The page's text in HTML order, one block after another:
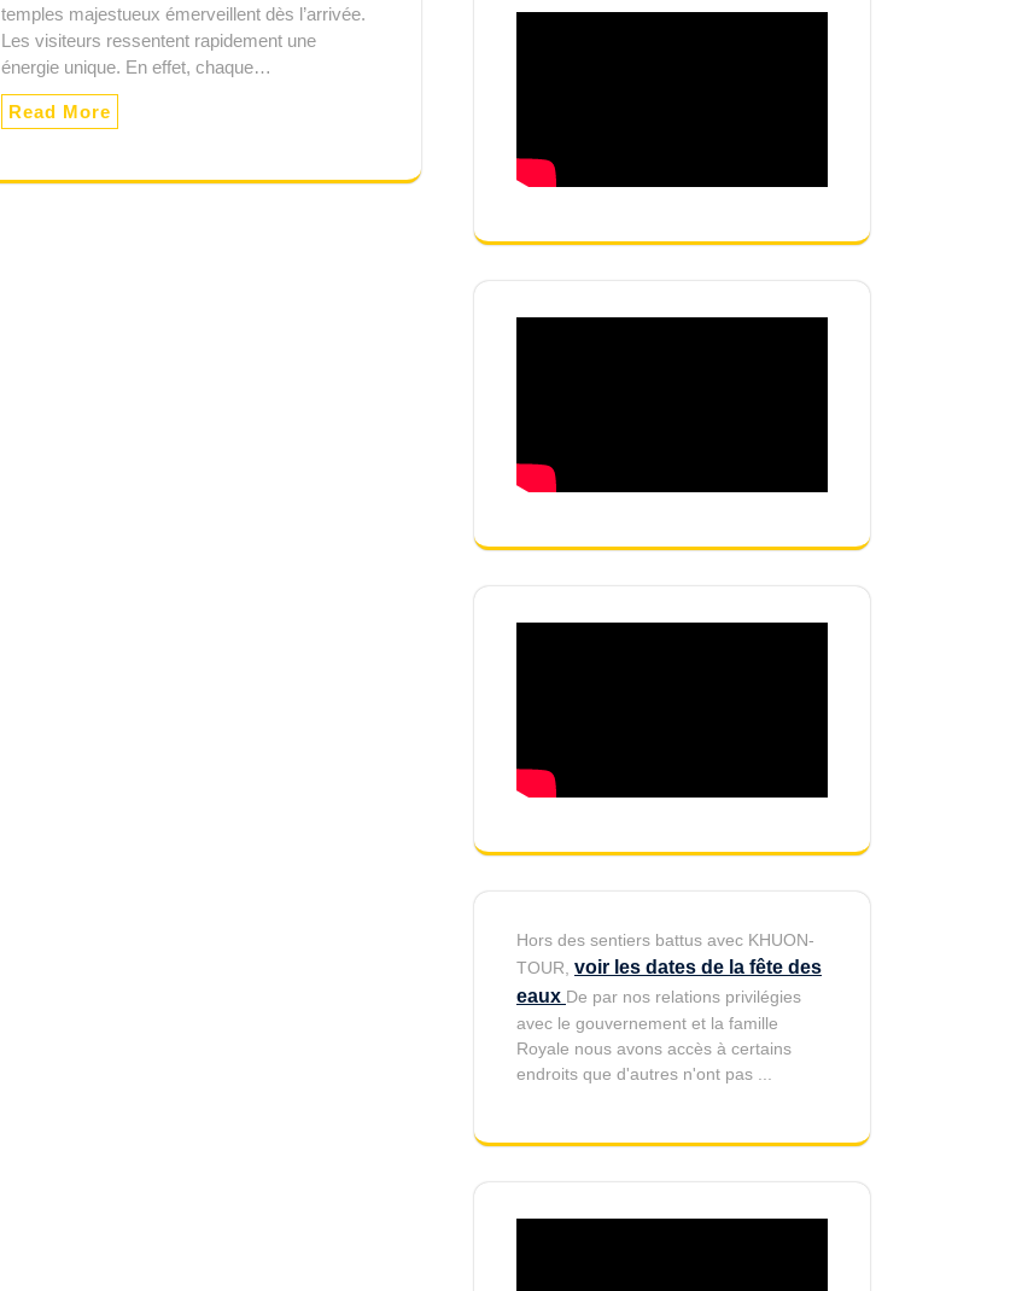
temples majestueux émerveillent dès l’arrivée.
Les visiteurs ressentent rapidement une
énergie unique. En effet, chaque…
Read More
Hors des sentiers battus avec KHUON-
TOUR, voir les dates de la fête des
eaux De par nos relations privilégies
avec le gouvernement et la famille
Royale nous avons accès à certains
endroits que d'autres n'ont pas ...